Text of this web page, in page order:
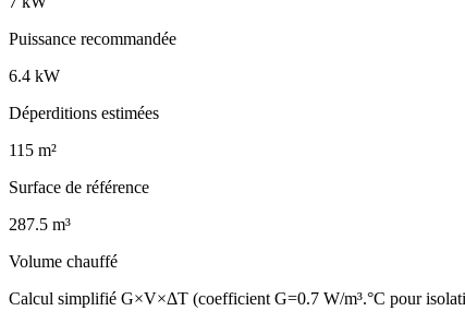
Puissance recommandée
6.4 kW
Déperditions estimées
115 m²
Surface de référence
287.5 m³
Volume chauffé
Calcul simplifié G×V×ΔT (coefficient G=0.7 W/m³.°C pour